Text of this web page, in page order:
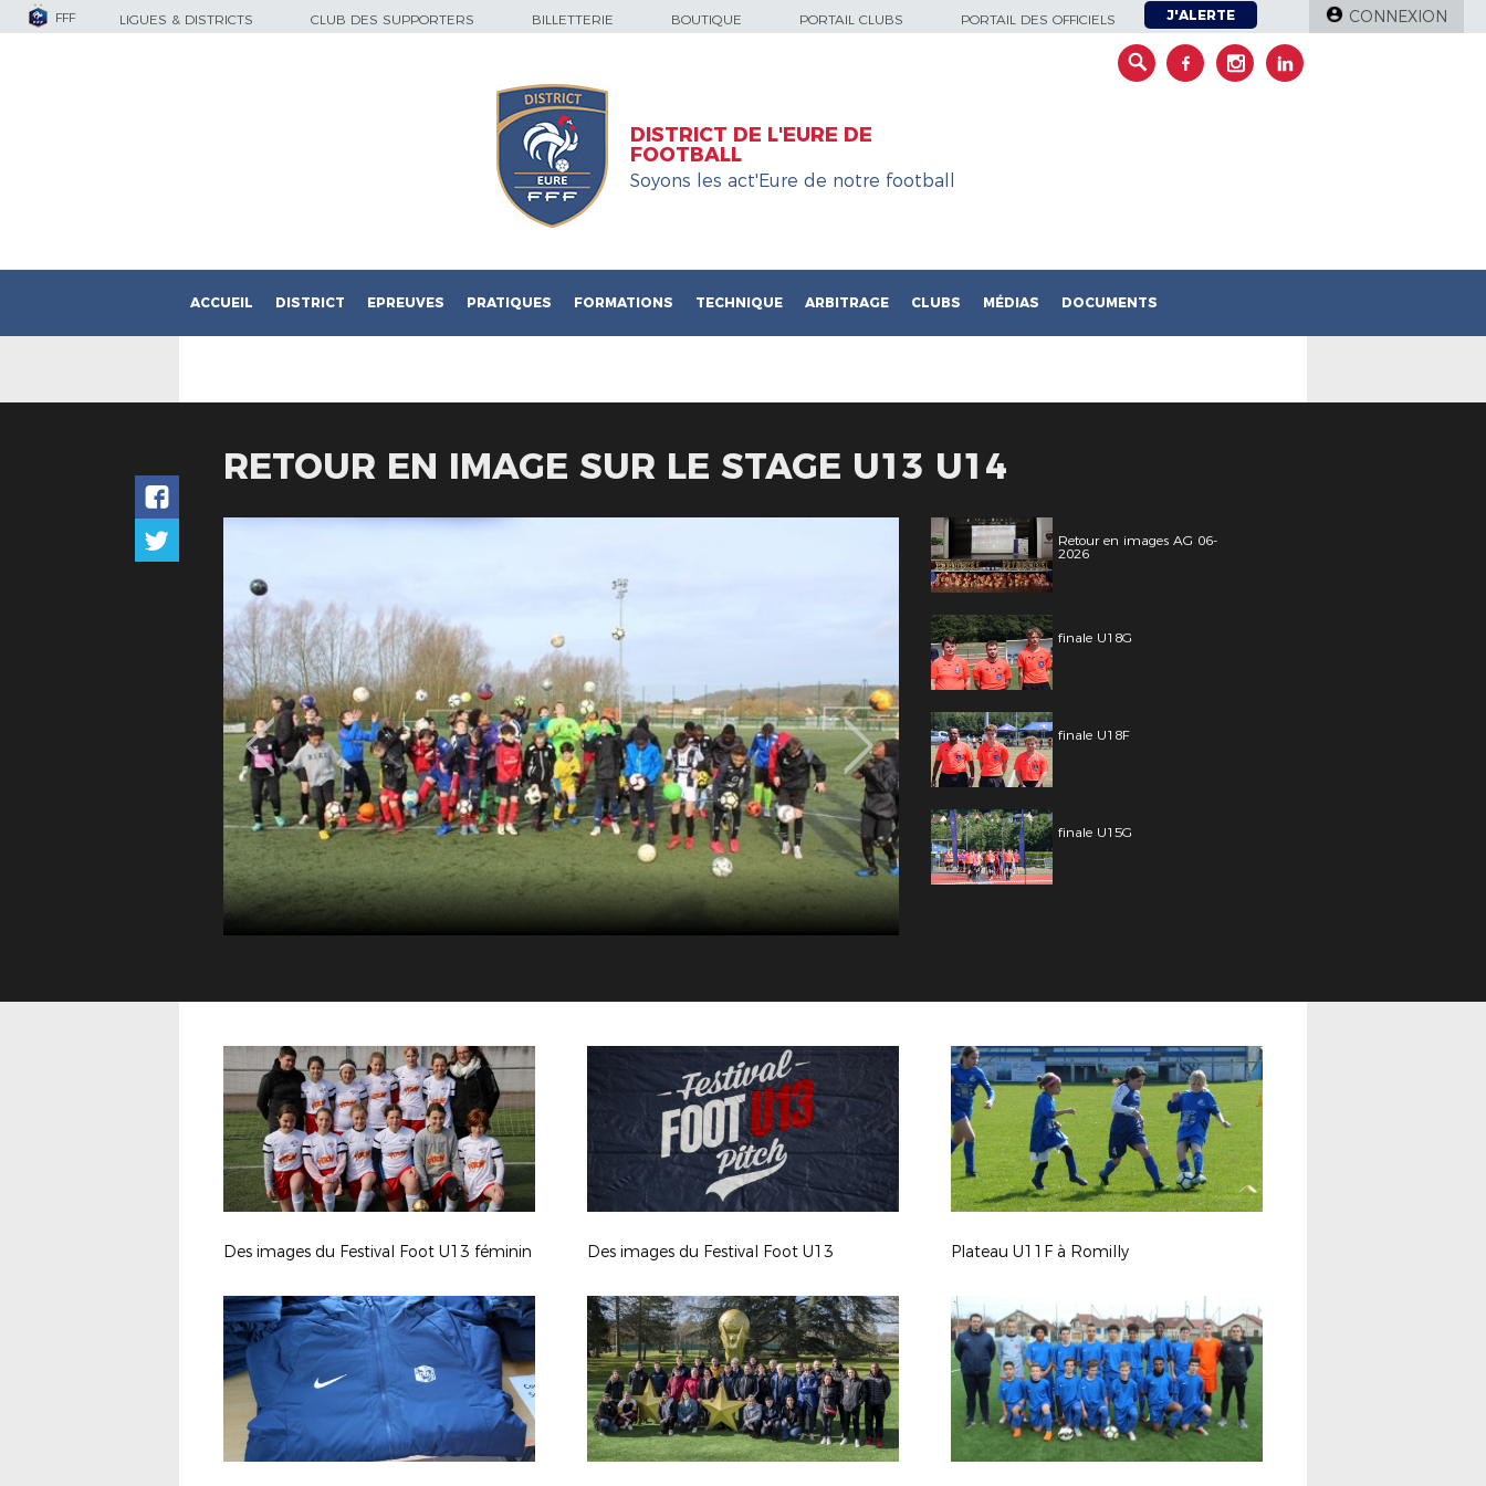
FFF LIGUES & DISTRICTS CLUB DES SUPPORTERS BILLETTERIE BOUTIQUE PORTAIL CLUBS PORTAIL DES OFFICIELS J'ALERTE CONNEXION
DISTRICT DE L'EURE DE
FOOTBALL
Soyons les act'Eure de notre football
ACCUEIL DISTRICT EPREUVES PRATIQUES FORMATIONS TECHNIQUE ARBITRAGE CLUBS MÉDIAS DOCUMENTS
RETOUR EN IMAGE SUR LE STAGE U13 U14
Retour en images AG 06-
2026
finale U18G
finale U18F
finale U15G
Des images du Festival Foot U13 féminin Des images du Festival Foot U13 Plateau U11F à Romilly